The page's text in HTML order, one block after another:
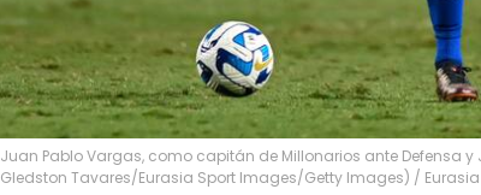
Juan Pablo Vargas, como capitán de Millonarios ante Defensa y
Gledston Tavares/Eurasia Sport Images/Getty Images) /